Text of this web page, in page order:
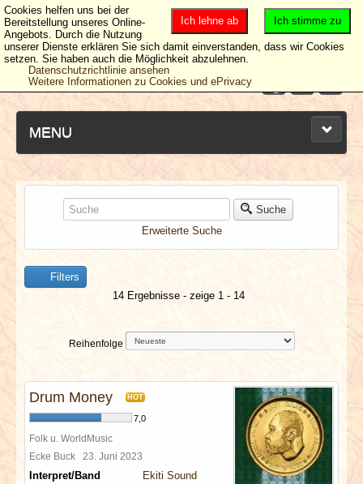
MENU
NEUESTE ARTIKEL
NEWS & DATES
BERICHTE
VERLOSUNGEN
SPECIALS
REDAKTION
Suche
Erweiterte Suche
Filters
14 Ergebnisse - zeige 1 - 14
Reihenfolge
Drum Money HOT
7,0
Folk u. WorldMusic
Ecke Buck 23. Juni 2023
Interpret/Band
Ekiti Sound
Ich stimme zu
Ich lehne ab
Cookies helfen uns bei der
Bereitstellung unseres Online-
Angebots. Durch die Nutzung
unserer Dienste erklären Sie sich damit einverstanden, dass wir Cookies
setzen. Sie haben auch die Möglichkeit abzulehnen.
Datenschutzrichtlinie ansehen
Weitere Informationen zu Cookies und ePrivacy